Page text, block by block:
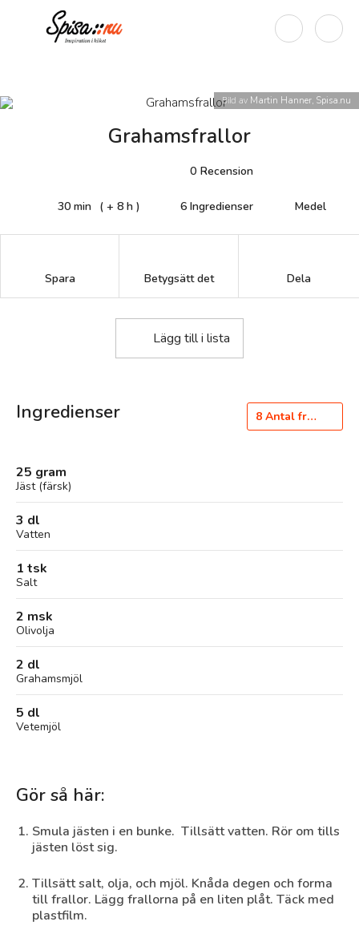
Bild av Martin Hanner, Spisa.nu
Grahamsfrallor
0 Recension
30 min ( + 8 h ) 6 Ingredienser Medel
Spara Betygsätt det Dela
Lägg till i lista
Ingredienser 8 Antal frallor
25 gram
Jäst (färsk)
3 dl
Vatten
1 tsk
Salt
2 msk
Olivolja
2 dl
Grahamsmjöl
5 dl
Vetemjöl
Gör så här:
Smula jästen i en bunke. Tillsätt vatten. Rör om tills
jästen löst sig.
Tillsätt salt, olja, och mjöl. Knåda degen och forma
till frallor. Lägg frallorna på en liten plåt. Täck med
plastfilm.